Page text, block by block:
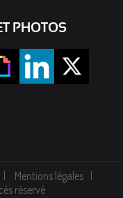
PHOTOS
Mentions légales
réservé